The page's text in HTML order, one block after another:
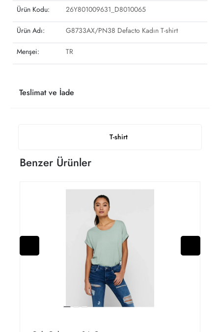
T-shirt
Ürün Kodu: 26Y801009631_D8010065
Ürün Adı: G8733AX/PN38 Defacto Kadın T-shirt
Menşei: TR
Teslimat ve İade
Benzer Ürünler